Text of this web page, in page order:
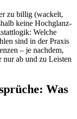
zu billig (wackelt,
keine Hochglanz-
Welche
sind in der Praxis
– je nachdem,
nur ab und zu Leisten
Was